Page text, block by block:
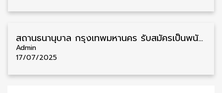
สถานธนานุบาล กรุงเทพมหานคร รับสมัครเป็นพนักงาน วุฒิ ปวช./ป.ตรี 13 อัตรา รับสมัคร 18 กรกฎาคม – 4 สิงหาคม
Admin
17/07/2025